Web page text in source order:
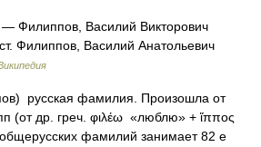
— Филиппов, Василий Викторович
Филиппов, Василий Анатольевич
русская фамилия. Произошла от
(от др. греч. φιλέω «люблю» + ἵππος
фамилий занимает 82 е